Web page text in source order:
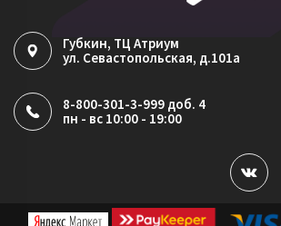
Губкин, ТЦ Атриум
ул. Севастопольская, д.101а
8-800-301-3-999 доб. 4
пн - вс 10:00 - 19:00